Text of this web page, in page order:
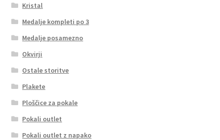
Kristal
Medalje kompleti po 3
Medalje posamezno
Okvirji
Ostale storitve
Plakete
Ploščice za pokale
Pokali outlet
Pokali outlet z napako